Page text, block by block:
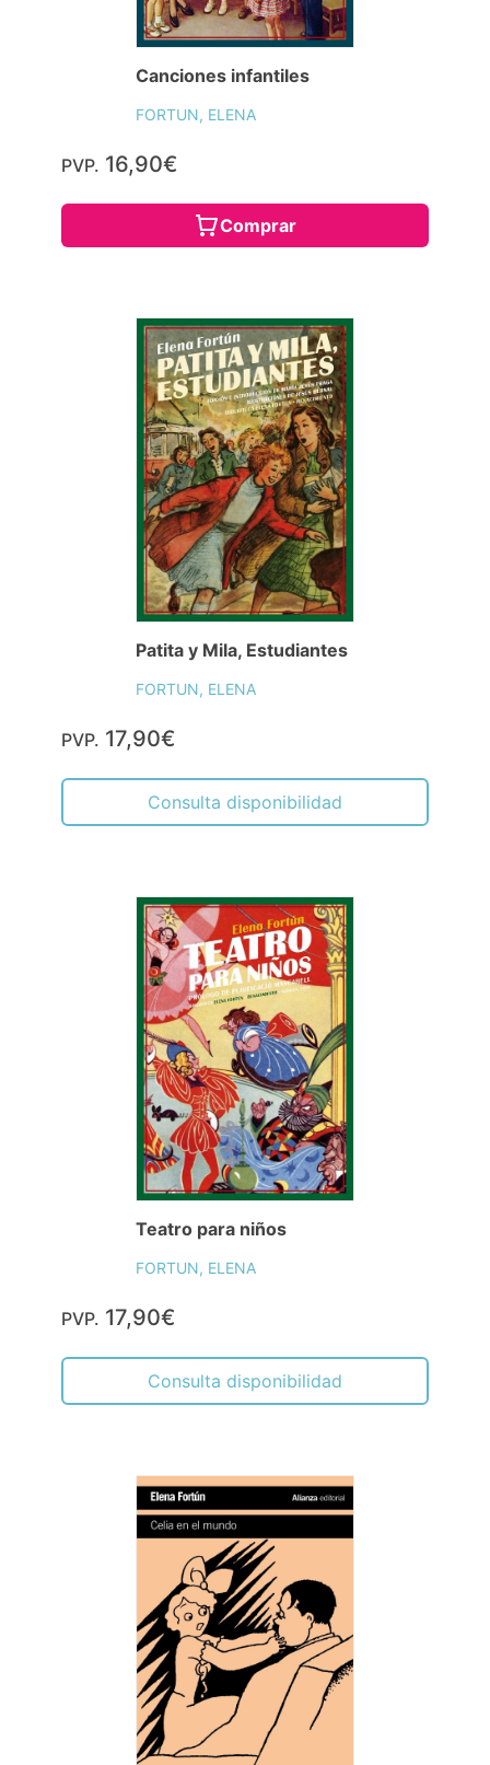
Canciones infantiles
FORTUN, ELENA
PVP. 16,90€
Comprar
Patita y Mila, Estudiantes
FORTUN, ELENA
PVP. 17,90€
Consulta disponibilidad
Teatro para niños
FORTUN, ELENA
PVP. 17,90€
Consulta disponibilidad